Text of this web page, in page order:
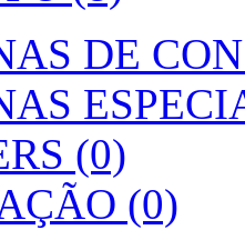
DE
(0)
(0)